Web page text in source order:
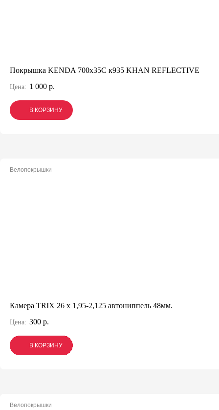
Покрышка KENDA 700х35С к935 KHAN REFLECTIVE
Цена: 1 000 р.
В КОРЗИНУ
В КОРЗИНУ
В КОРЗИНУ
Велопокрышки
Камера TRIX 26 x 1,95-2,125 автониппель 48мм.
Цена: 300 р.
В КОРЗИНУ
В КОРЗИНУ
В КОРЗИНУ
Велопокрышки